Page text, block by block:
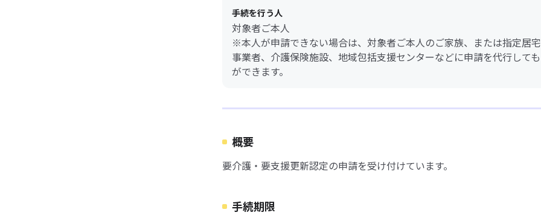
手続を行う人
対象者ご本人
※本人が申請できない場合は、対象者ご本人のご家族、または指定居
事業者、介護保険施設、地域包括支援センターなどに申請を代行して
ができます。
概要
要介護・要支援更新認定の申請を受け付けています。
手続期限